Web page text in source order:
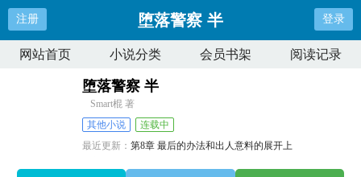
注册 堕落警察 半 登录
网站首页 小说分类 会员书架 阅读记录
堕落警察 半
Smart棍 著
其他小说
连载中
最近更新：第8章 最后的办法和出人意料的展开上